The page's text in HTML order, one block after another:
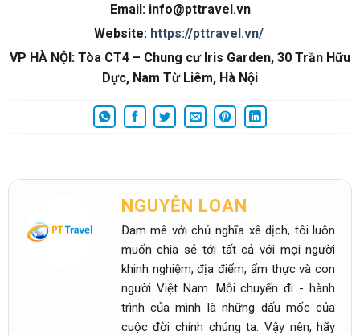
Email: info@pttravel.vn
Website: https://pttravel.vn/
VP HÀ NỘI: Tòa CT4 – Chung cư Iris Garden, 30 Trần Hữu
Dực, Nam Từ Liêm, Hà Nội
NGUYỄN LOAN
Đam mê với chủ nghĩa xê dịch, tôi luôn
muốn chia sẻ tới tất cả với mọi người
khinh nghiệm, địa điểm, ẩm thực và con
người Việt Nam. Mỗi chuyến đi - hành
trình của mình là những dấu mốc của
cuộc đời chính chúng ta. Vậy nên, hãy